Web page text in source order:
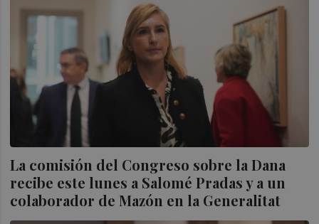
La comisión del Congreso sobre la Dana
recibe este lunes a Salomé Pradas y a un
colaborador de Mazón en la Generalitat